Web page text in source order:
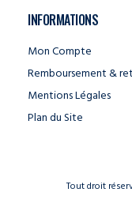
INFORMATIONS
Mon Compte
Remboursement &
Mentions Légales
Plan du Site
Tout droit